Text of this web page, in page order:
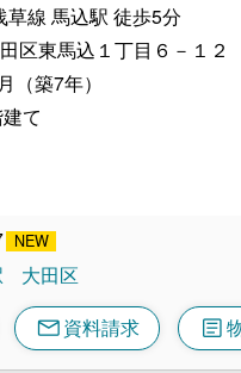
草線 馬込駅 徒歩5分
区東馬込１丁目６－１２
（築7年）
て
大田区
mail資料請求 article